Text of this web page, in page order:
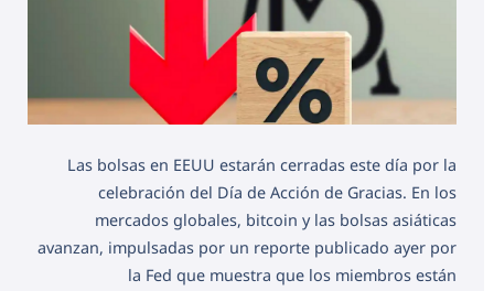
Las bolsas en EEUU estarán cerradas este día por la
celebración del Día de Acción de Gracias. En los
mercados globales, bitcoin y las bolsas asiáticas
avanzan, impulsadas por un reporte publicado ayer por
la Fed que muestra que los miembros están